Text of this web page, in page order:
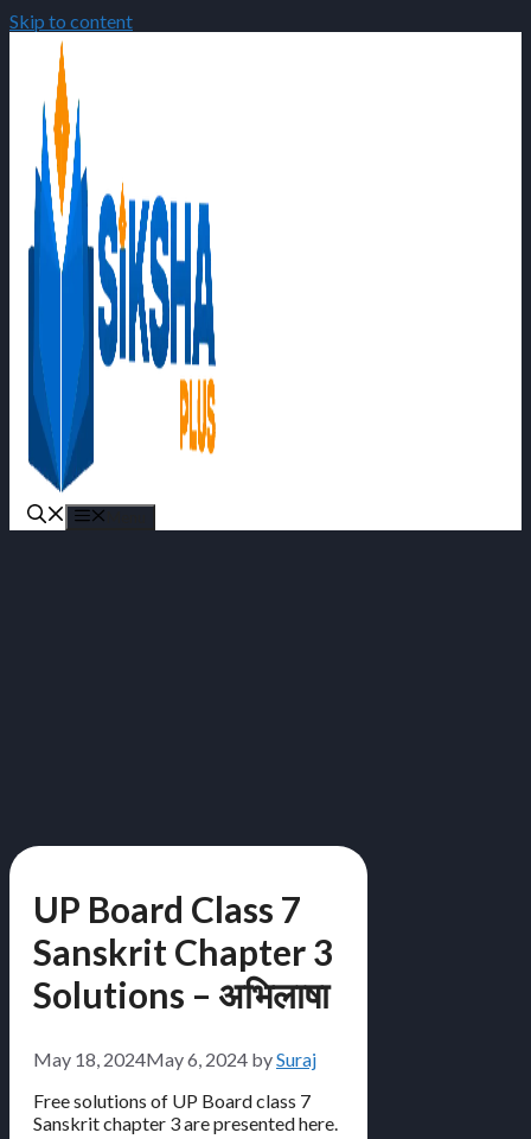
Skip to content
UP Board Class 7
Sanskrit Chapter 3
Solutions – अभिलाषा
May 18, 2024May 6, 2024 bySuraj
Free solutions of UP Board class 7
Sanskrit chapter 3 are presented here.